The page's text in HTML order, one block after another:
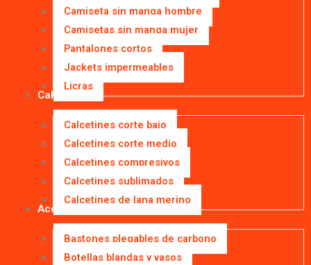
Camiseta sin manga hombre
Camisetas sin manga mujer
Pantalones cortos
Jackets impermeables
Licras
Calcetines
Calcetines corte bajo
Calcetines corte medio
Calcetines compresivos
Calcetines sublimados
Calcetines de lana merino
Accesorios
Bastones plegables de carbono
Botellas blandas y vasos